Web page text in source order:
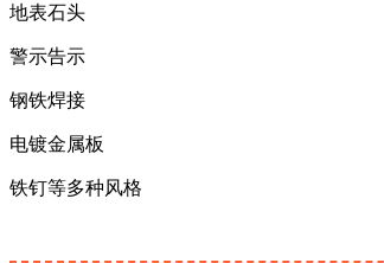
地表石头
警示告示
钢铁焊接
电镀金属板
铁钉等多种风格